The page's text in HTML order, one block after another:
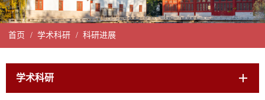
首页 / 学术科研 / 科研进展
学术科研